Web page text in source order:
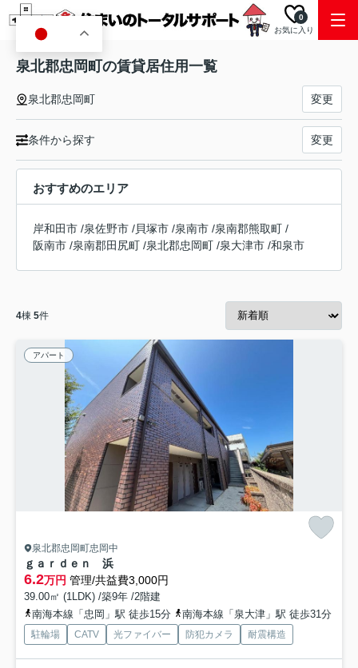
お気に入り
0
泉北郡忠岡町の賃貸居住用一覧
泉北郡忠岡町 変更
条件から探す 変更
おすすめのエリア
岸和田市 /泉佐野市 /貝塚市 /泉南市 /泉南郡熊取町 /
阪南市 /泉南郡田尻町 /泉北郡忠岡町 /泉大津市 /和泉市
4棟 5件
アパート
泉北郡忠岡町忠岡中
ｇａｒｄｅｎ 浜
6.2万円 管理/共益費3,000円
39.00㎡ (1LDK) /築9年 /2階建
南海本線「忠岡」駅 徒歩15分
南海本線「泉大津」駅 徒歩31分
駐輪場 CATV 光ファイバー 防犯カメラ 耐震構造